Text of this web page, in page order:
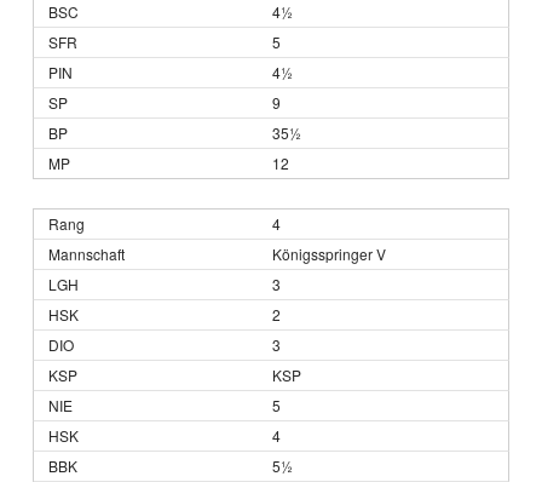
4½
5
4½
9
35½
12
4
Königsspringer V
3
2
3
KSP
5
4
5½